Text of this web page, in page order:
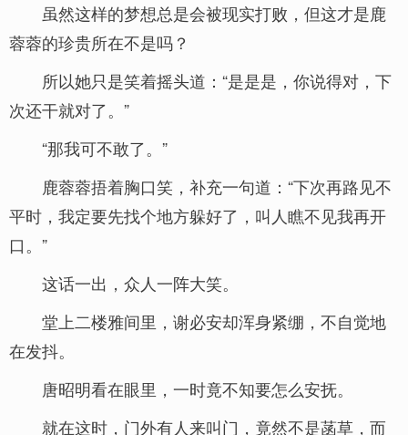
虽然这样的梦想总是会被现实打败，但这才是鹿
蓉蓉的珍贵所在不是吗？
所以她只是笑着摇头道：“是是是，你说得对，下
次还干就对了。”
“那我可不敢了。”
鹿蓉蓉捂着胸口笑，补充一句道：“下次再路见不
平时，我定要先找个地方躲好了，叫人瞧不见我再开
口。”
这话一出，众人一阵大笑。
堂上二楼雅间里，谢必安却浑身紧绷，不自觉地
在发抖。
唐昭明看在眼里，一时竟不知要怎么安抚。
就在这时，门外有人来叫门，竟然不是菡草，而